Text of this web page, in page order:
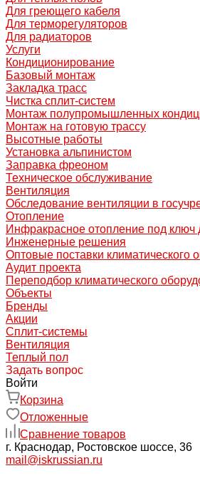
Для греющего кабеля
Для терморегуляторов
Для радиаторов
Услуги
Кондиционирование
Базовый монтаж
Закладка трасс
Чистка сплит-систем
Монтаж полупромышленных
Монтаж на готовую трассу
Высотные работы
Установка альпинистом
Заправка фреоном
Техническое обслуживание
Вентиляция
Обследование вентиляции в
Отопление
Инфракрасное отопление под ключ
Инженерные решения
Оптовые поставки климатического
Аудит проекта
Переподбор климатического
Объекты
Бренды
Акции
Сплит-системы
Вентиляция
Теплый пол
Задать вопрос
Войти
Корзина
Отложенные
Сравнение товаров
г. Краснодар, Ростовское шоссе, 36
mail@iskrussian.ru